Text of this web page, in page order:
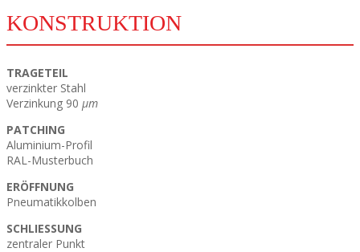
KONSTRUKTION
TRAGETEIL
verzinkter Stahl
Verzinkung 90 μm
PATCHING
Aluminium-Profil
RAL-Musterbuch
ERÖFFNUNG
Pneumatikkolben
SCHLIESSUNG
zentraler Punkt